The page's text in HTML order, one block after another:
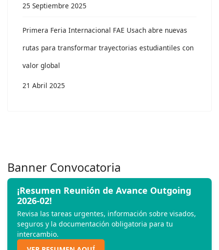
25 Septiembre 2025
Primera Feria Internacional FAE Usach abre nuevas
rutas para transformar trayectorias estudiantiles con
valor global
21 Abril 2025
Banner Convocatoria
¡Resumen Reunión de Avance Outgoing
2026-02!
Revisa las tareas urgentes, información sobre visados,
seguros y la documentación obligatoria para tu
intercambio.